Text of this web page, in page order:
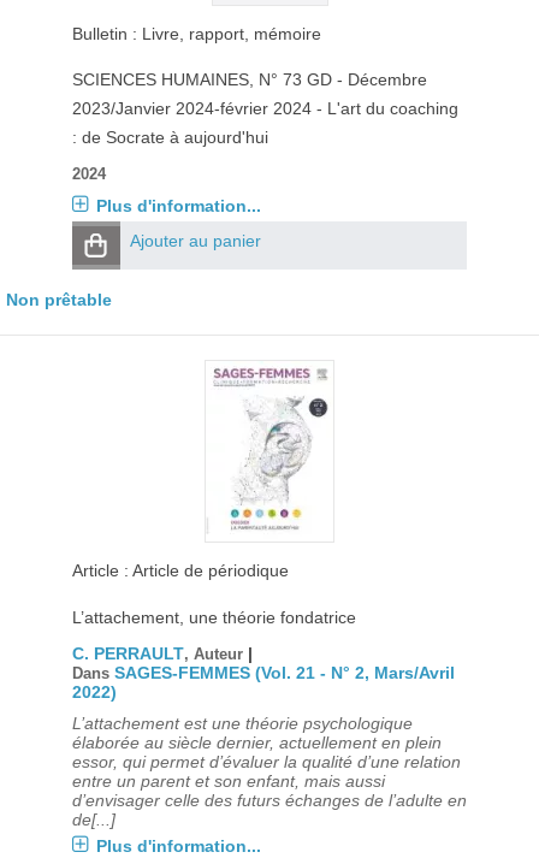
Bulletin : Livre, rapport, mémoire
SCIENCES HUMAINES, N° 73 GD - Décembre
2023/Janvier 2024-février 2024 - L'art du coaching
: de Socrate à aujourd'hui
2024
Plus d'information...
Ajouter au panier
Non prêtable
Article : Article de périodique
L’attachement, une théorie fondatrice
C. PERRAULT, Auteur |
Dans SAGES-FEMMES (Vol. 21 - N° 2, Mars/Avril
2022)
L’attachement est une théorie psychologique
élaborée au siècle dernier, actuellement en plein
essor, qui permet d’évaluer la qualité d’une relation
entre un parent et son enfant, mais aussi
d’envisager celle des futurs échanges de l’adulte en
de[...]
Plus d'information...